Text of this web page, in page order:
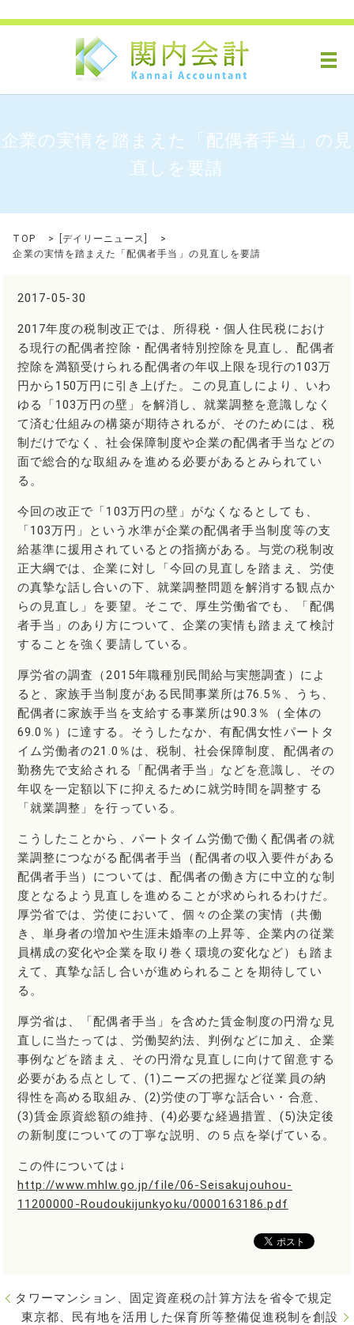
メ
企業の実情を踏まえた「配偶者手当」の見
直しを要請
TOP デイリーニュース
企業の実情を踏まえた「配偶者手当」の見直しを要請
2017-05-30
2017年度の税制改正では、所得税・個人住民税におけ
る現行の配偶者控除・配偶者特別控除を見直し、配偶者
控除を満額受けられる配偶者の年収上限を現行の103万
円から150万円に引き上げた。この見直しにより、いわ
ゆる「103万円の壁」を解消し、就業調整を意識しなく
て済む仕組みの構築が期待されるが、そのためには、税
制だけでなく、社会保障制度や企業の配偶者手当などの
面で総合的な取組みを進める必要があるとみられてい
る。
今回の改正で「103万円の壁」がなくなるとしても、
「103万円」という水準が企業の配偶者手当制度等の支
給基準に援用されているとの指摘がある。与党の税制改
正大綱では、企業に対し「今回の見直しを踏まえ、労使
の真摯な話し合いの下、就業調整問題を解消する観点か
らの見直し」を要望。そこで、厚生労働省でも、「配偶
者手当」のあり方について、企業の実情も踏まえて検討
することを強く要請している。
厚労省の調査（2015年職種別民間給与実態調査）によ
ると、家族手当制度がある民間事業所は76.5％、うち、
配偶者に家族手当を支給する事業所は90.3％（全体の
69.0％）に達する。そうしたなか、有配偶女性パートタ
イム労働者の21.0％は、税制、社会保障制度、配偶者の
勤務先で支給される「配偶者手当」などを意識し、その
年収を一定額以下に抑えるために就労時間を調整する
「就業調整」を行っている。
こうしたことから、パートタイム労働で働く配偶者の就
業調整につながる配偶者手当（配偶者の収入要件がある
配偶者手当）については、配偶者の働き方に中立的な制
度となるよう見直しを進めることが求められるわけだ。
厚労省では、労使において、個々の企業の実情（共働
き、単身者の増加や生涯未婚率の上昇等、企業内の従業
員構成の変化や企業を取り巻く環境の変化など）も踏ま
えて、真摯な話し合いが進められることを期待してい
る。
厚労省は、「配偶者手当」を含めた賃金制度の円滑な見
直しに当たっては、労働契約法、判例などに加え、企業
事例などを踏まえ、その円滑な見直しに向けて留意する
必要がある点として、(1)ニーズの把握など従業員の納
得性を高める取組み、(2)労使の丁寧な話合い・合意、
(3)賃金原資総額の維持、(4)必要な経過措置、(5)決定後
の新制度についての丁寧な説明、の５点を挙げている。
この件については↓
http://www.mhlw.go.jp/file/06-Seisakujouhou-
11200000-Roudoukijunkyoku/0000163186.pdf
タワーマンション、固定資産税の計算方法を省令で規定
東京都、民有地を活用した保育所等整備促進税制を創設